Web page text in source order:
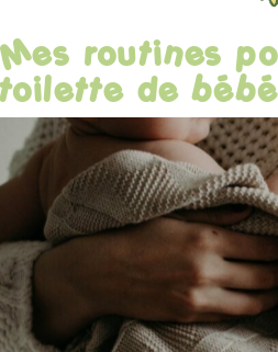
Mes routines
toilette de bébé